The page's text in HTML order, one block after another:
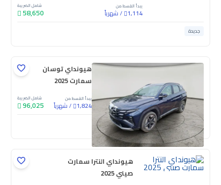
يبدأ القسط من
1,114
/شهرياً
شامل الضريبة
58,650
جديدة
هيونداي توسان
سمارت 2025
يبدأ القسط من
1,824
/شهرياً
شامل الضريبة
96,025
جديدة
هيونداي النترا سمارت
صيني 2025